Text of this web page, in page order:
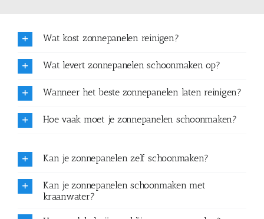
Wat kost zonnepanelen reinigen?
Wat levert zonnepanelen schoonmaken op?
Wanneer het beste zonnepanelen laten reinigen?
Hoe vaak moet je zonnepanelen schoonmaken?
Kan je zonnepanelen zelf schoonmaken?
Kan je zonnepanelen schoonmaken met
kraanwater?